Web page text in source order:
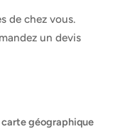
de chez vous.
un devis
carte géographique